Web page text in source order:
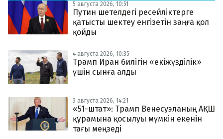
5 августа 2026, 10:51
Путин шетелдегі ресейліктерге
қатысты шектеу енгізетін заңға қол
қойды
4 августа 2026, 10:35
Трамп Иран билігін «екіжүзділік»
үшін сынға алды
3 августа 2026, 14:21
«51-штат»: Трамп Венесуэланың АҚШ
құрамына қосылуы мүмкін екенін
тағы меңзеді